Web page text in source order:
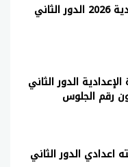
نتيجة الشهادة الإعدادية 2026 الدور الثاني
الدور الثاني
اعدادي الدور الثاني